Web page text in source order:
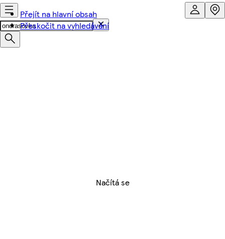
Přejít na hlavní obsah
Přeskočit na vyhledávání
Načítá se